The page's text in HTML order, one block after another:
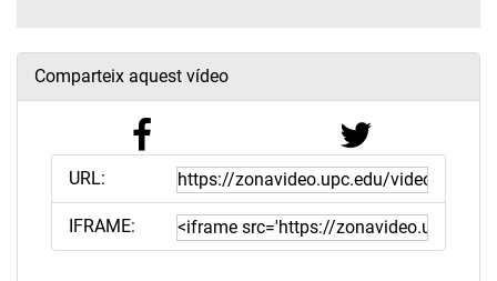
Comparteix aquest vídeo
URL:
IFRAME: